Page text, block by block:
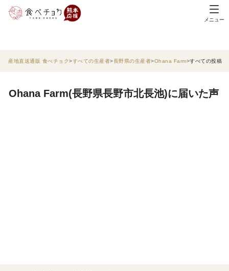
メニュー
産地直送通販 食べチョク すべての生産者 長野県の生産者 Ohana Farm すべての投稿
Ohana Farm(長野県長野市北長池)に届いた声